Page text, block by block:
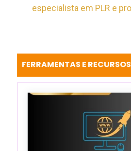
especialista em PLR e
FERRAMENTAS E